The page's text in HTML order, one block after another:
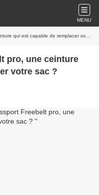
MENU
qui est capable de remplacer votre sac ?
pro, une ceinture
votre sac ?